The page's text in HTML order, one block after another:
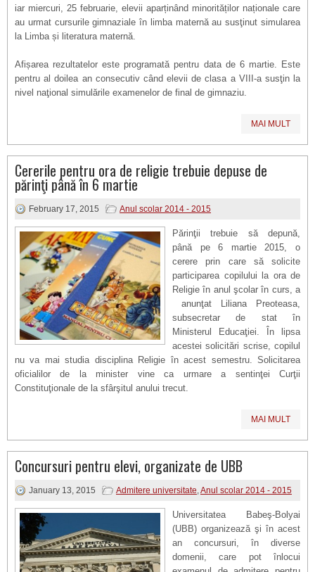
iar miercuri, 25 februarie, elevii aparținând minorităților naționale care
au urmat cursurile gimnaziale în limba maternă au susţinut simularea
la Limba și literatura maternă.
Afișarea rezultatelor este programată pentru data de 6 martie. Este
pentru al doilea an consecutiv când elevii de clasa a VIII-a susţin la
nivel naţional simulările examenelor de final de gimnaziu.
MAI MULT
Cererile pentru ora de religie trebuie depuse de
părinţi până în 6 martie
February 17, 2015 Anul scolar 2014 - 2015
Părinţii trebuie să depună,
până pe 6 martie 2015, o
cerere prin care să solicite
participarea copilului la ora de
Religie în anul şcolar în curs, a
anunţat Liliana Preoteasa,
subsecretar de stat în
Ministerul Educaţiei. În lipsa
acestei solicitări scrise, copilul
nu va mai studia disciplina Religie în acest semestru. Solicitarea
oficialilor de la minister vine ca urmare a sentinţei Curţii
Constituţionale de la sfârşitul anului trecut.
MAI MULT
Concursuri pentru elevi, organizate de UBB
January 13, 2015 Admitere universitate,Anul scolar 2014 - 2015
Universitatea Babeş-Bolyai
(UBB) organizează şi în acest
an concursuri, în diverse
domenii, care pot înlocui